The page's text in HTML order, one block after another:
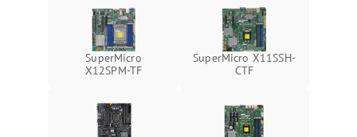
SuperMicro
X12SPM-TF
SuperMicro X11SSH-
CTF